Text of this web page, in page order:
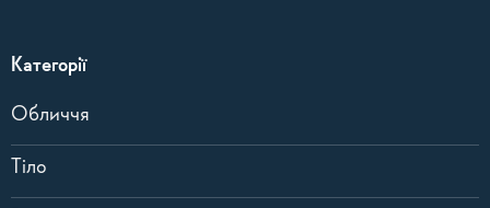
Категорії
Обличчя
Тіло